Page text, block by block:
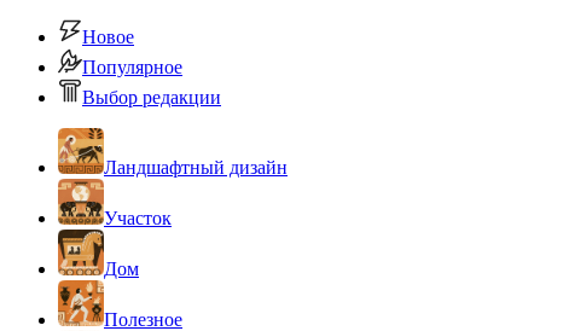
Новое
Популярное
Выбор редакции
Ландшафтный дизайн
Участок
Дом
Полезное